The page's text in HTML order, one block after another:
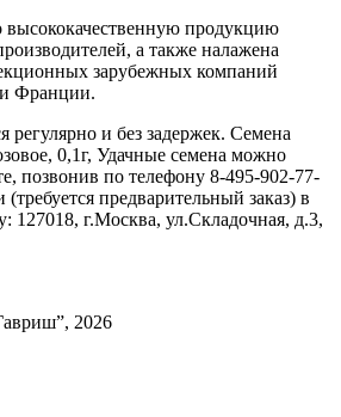
высококачественную продукцию
а также налажена
зарубежных компаний
Франции.
регулярно и без задержек. Семена
0,1г, Удачные семена можно
позвонив по телефону 8-495-902-77-
предварительный заказ) в
127018, г.Москва, ул.Складочная, д.3,
2026